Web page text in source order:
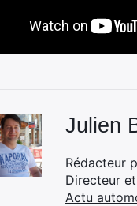
Julien
Rédacteur
Directeur
Actu